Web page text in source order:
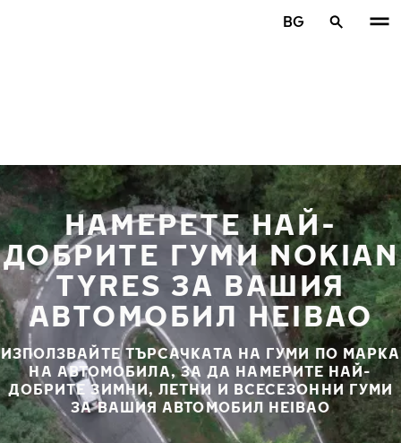
BG
НАМЕРЕТЕ НАЙ-
ДОБРИТЕ ГУМИ NOKIAN
TYRES ЗА ВАШИЯ
АВТОМОБИЛ HEIBAO
ИЗПОЛЗВАЙТЕ ТЪРСАЧКАТА НА ГУМИ ПО МАРКА
НА АВТОМОБИЛА, ЗА ДА НАМЕРИТЕ НАЙ-
ДОБРИТЕ ЗИМНИ, ЛЕТНИ И ВСЕСЕЗОННИ ГУМИ
ЗА ВАШИЯ АВТОМОБИЛ HEIBAO